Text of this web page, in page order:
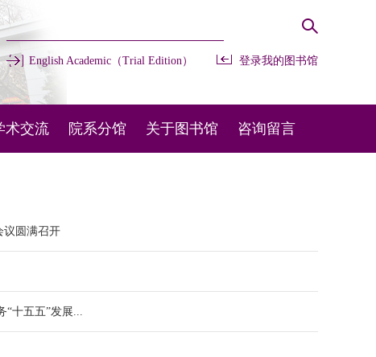
English Academic（Trial Edition） 登录我的图书馆
术交流
对外交流
院系分馆 关于图书馆
规章制度
机构设置
联系我们
咨询留言
图宝在线
议圆满召开
“十五五”发展...